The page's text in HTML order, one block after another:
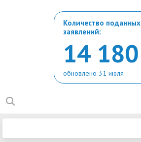
Количество поданных
заявлений:
14 180
обновлено 31 июля